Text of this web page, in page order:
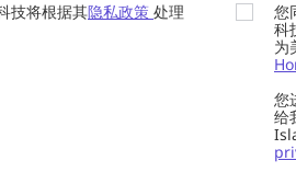
技将根据其隐私政策 处理
您
科
为
您
给